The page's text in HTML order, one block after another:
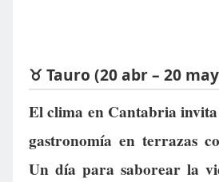
♉ Tauro (20 abr – 20
El clima en Cantabria
gastronomía en terrazas
Un día para saborear la